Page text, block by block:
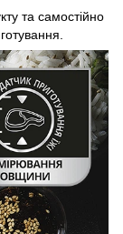
та самостійно